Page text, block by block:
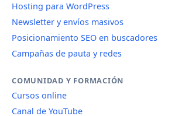
Hosting para WordPress
Newsletter y envíos masivos
Posicionamiento SEO en buscadores
Campañas de pauta y redes
COMUNIDAD Y FORMACIÓN
Cursos online
Canal de YouTube